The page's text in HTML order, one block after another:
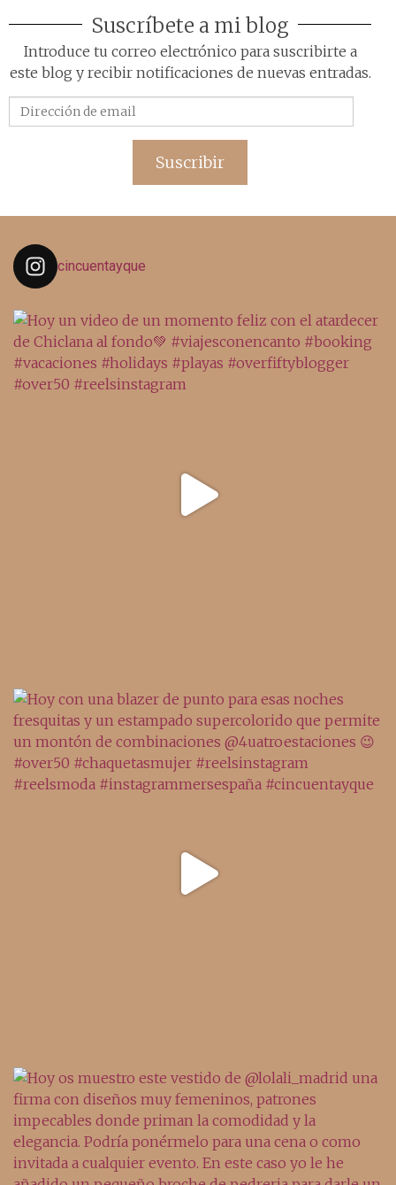
Suscríbete a mi blog
Introduce tu correo electrónico para suscribirte a
este blog y recibir notificaciones de nuevas entradas.
de
Suscribir
cincuentayque